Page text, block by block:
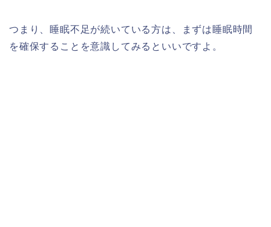
つまり、睡眠不足が続いている方は、まずは睡眠時間
を確保することを意識してみるといいですよ。